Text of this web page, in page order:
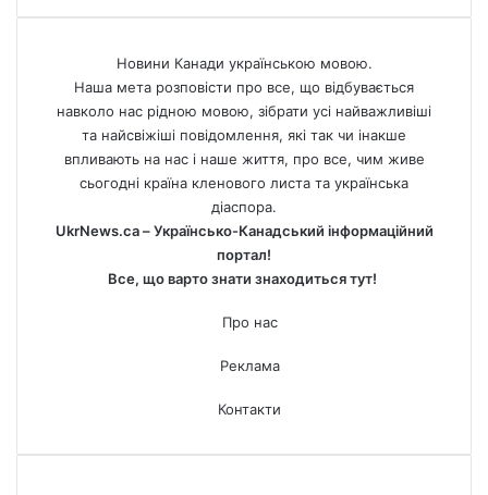
Новини Канади українською мовою.
Наша мета розповісти про все, що відбувається
навколо нас рідною мовою, зібрати усі найважливіші
та найсвіжіші повідомлення, які так чи інакше
впливають на нас і наше життя, про все, чим живе
сьогодні країна кленового листа та українська
діаспора.
UkrNews.ca – Українсько-Канадський інформаційний
портал!
Все, що варто знати знаходиться тут!
Про нас
Реклама
Контакти